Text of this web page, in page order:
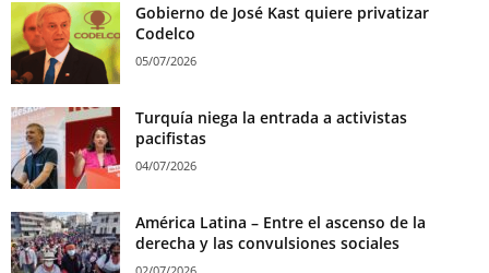
Gobierno de José Kast quiere privatizar
Codelco
05/07/2026
Turquía niega la entrada a activistas
pacifistas
04/07/2026
América Latina – Entre el ascenso de la
derecha y las convulsiones sociales